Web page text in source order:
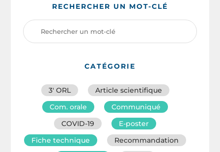
RECHERCHER UN MOT-CLÉ
CATÉGORIE
3′ ORL
Article scientifique
Com. orale
Communiqué
COVID-19
E-poster
Fiche technique
Recommandation